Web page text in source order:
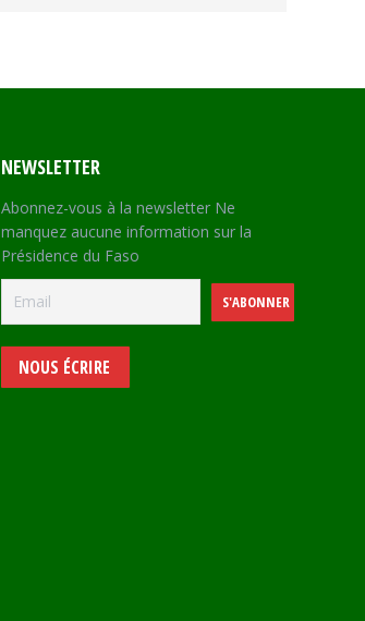
NEWSLETTER
Abonnez-vous à la newsletter Ne
manquez aucune information sur la
Présidence du Faso
NOUS ÉCRIRE